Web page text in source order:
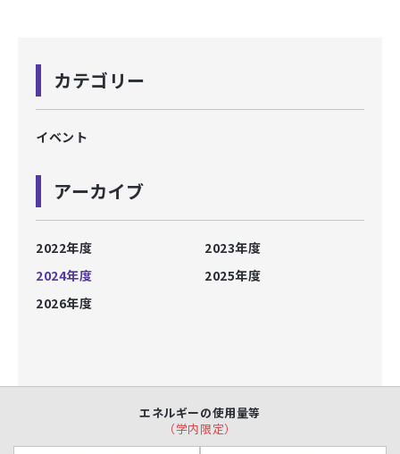
カテゴリー
イベント
アーカイブ
2022年度
2023年度
2024年度
2025年度
2026年度
エネルギーの使用量等
（学内限定）